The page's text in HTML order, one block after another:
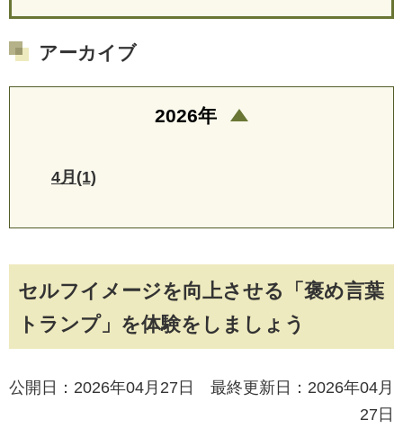
セルフイメージを向上させる「褒め言葉
トランプ」を体験をしましょう
公開日：2026年04月27日 最終更新日：2026年04月
27日
アーカイブ
2026年
4月(1)